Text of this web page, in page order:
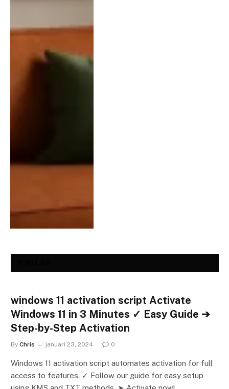
windows 11 activation script Activate
Windows 11 in 3 Minutes ✓ Easy Guide ➔
Step-by-Step Activation
By Chris januari 23, 2024 0
Windows 11 activation script automates activation for full
access to features. ✓ Follow our guide for easy setup